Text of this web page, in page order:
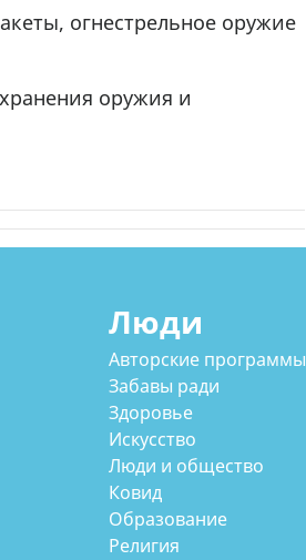
огнестрельное оружие
оружия и
Люди
Авторские программы
Забавы ради
Здоровье
Искусство
Люди и общество
Ковид
Образование
Религия